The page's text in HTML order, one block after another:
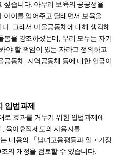
싶습니다. 아무리 보육의 공공성을
아이를 업어주고 달래면서 보육을
. 그래서 마을공동체에 대해 생각해
봄을 강조하셨는데, 우리 모두는 자기
야 할 책임이 있는 자라고 정의하고
공동체, 지역공동체 등에 대한 언급이
입법과제
로 효과를 거두기 위한 입법과제에
육아휴직제도의 사용자를
내용의 「남녀고용평등과 일‧가정
의 개정을 검토할 수 있습니다.